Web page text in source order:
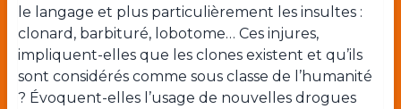
le langage et plus particulièrement les insultes :
clonard, barbituré, lobotome… Ces injures,
impliquent-elles que les clones existent et qu’ils
sont considérés comme sous classe de l’humanité
? Évoquent-elles l’usage de nouvelles drogues